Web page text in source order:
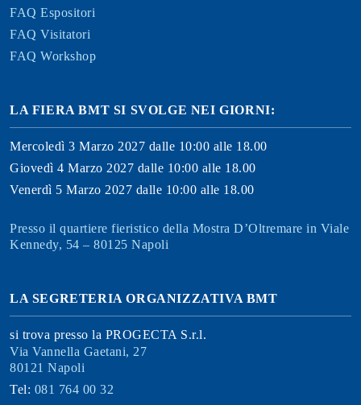
FAQ Espositori
FAQ Visitatori
FAQ Workshop
LA FIERA BMT SI SVOLGE NEI GIORNI:
Mercoledì 3 Marzo 2027 dalle 10:00 alle 18.00
Giovedì 4 Marzo 2027 dalle 10:00 alle 18.00
Venerdì 5 Marzo 2027 dalle 10:00 alle 18.00
Presso il quartiere fieristico della Mostra D’Oltremare in Viale
Kennedy, 54 – 80125 Napoli
LA SEGRETERIA ORGANIZZATIVA BMT
si trova presso la PROGECTA S.r.l.
Via Vannella Gaetani, 27
80121 Napoli
Tel: 081 764 00 32